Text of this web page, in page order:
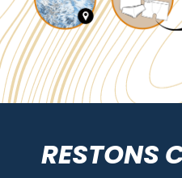
RESTONS